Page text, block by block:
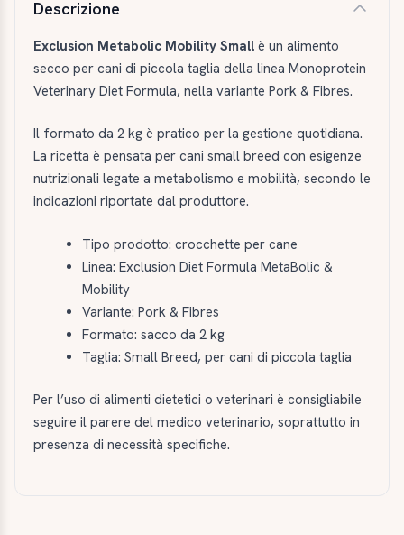
Descrizione
Exclusion Metabolic Mobility Small è un alimento
secco per cani di piccola taglia della linea Monoprotein
Veterinary Diet Formula, nella variante Pork & Fibres.
Il formato da 2 kg è pratico per la gestione quotidiana.
La ricetta è pensata per cani small breed con esigenze
nutrizionali legate a metabolismo e mobilità, secondo le
indicazioni riportate dal produttore.
Tipo prodotto: crocchette per cane
Linea: Exclusion Diet Formula MetaBolic &
Mobility
Variante: Pork & Fibres
Formato: sacco da 2 kg
Taglia: Small Breed, per cani di piccola taglia
Per l’uso di alimenti dietetici o veterinari è consigliabile
seguire il parere del medico veterinario, soprattutto in
presenza di necessità specifiche.